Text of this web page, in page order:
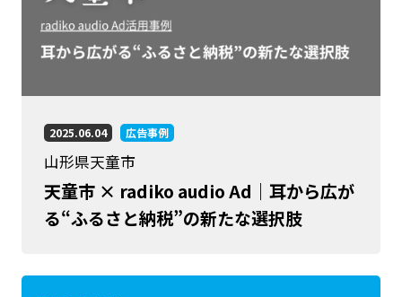
2025.06.04 広告事例
山形県天童市
天童市 × radiko audio Ad｜耳から広が
る“ふるさと納税”の新たな選択肢